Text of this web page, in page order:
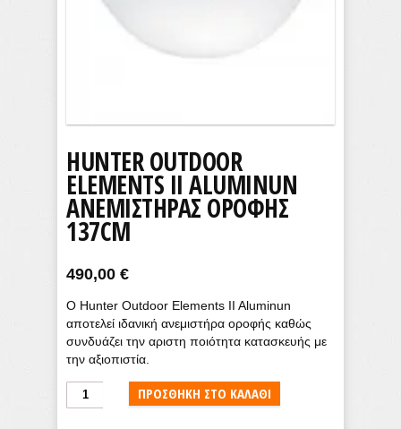
HUNTER OUTDOOR
ELEMENTS II ALUMINUN
ΑΝΕΜΙΣΤΉΡΑΣ ΟΡΟΦΉΣ
137CM
490,00 €
Ο Hunter Outdoor Elements II Aluminun
αποτελεί ιδανική ανεμιστήρα οροφής καθώς
συνδυάζει την αριστη ποιότητα κατασκευής με
την αξιοπιστία.
Hunter
Outdoor
ΠΡΟΣΘΉΚΗ ΣΤΟ ΚΑΛΆΘΙ